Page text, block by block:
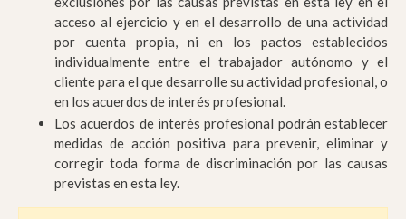
acceso al ejercicio y en el desarrollo de una actividad
por cuenta propia, ni en los pactos establecidos
individualmente entre el trabajador autónomo y el
cliente para el que desarrolle su actividad profesional, o
en los acuerdos de interés profesional.
Los acuerdos de interés profesional podrán establecer
medidas de acción positiva para prevenir, eliminar y
corregir toda forma de discriminación por las causas
previstas en esta ley.